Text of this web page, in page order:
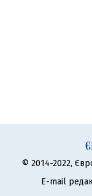
© 2014-2022,
E-mail